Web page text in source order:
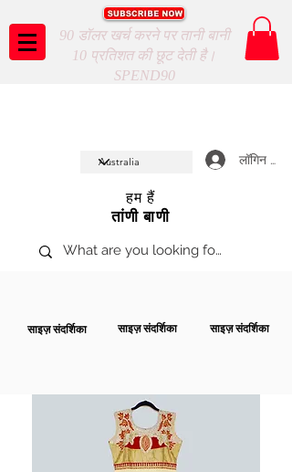
90 डॉलर खर्च करने पर तानी बानी
10 प्रतिशत की छूट देती है।
SPEND90
लॉगिन करें
हम हैं
तांणी बाणी
साइज़ संदर्शिका साइज़ संदर्शिका साइज़ संदर्शिका